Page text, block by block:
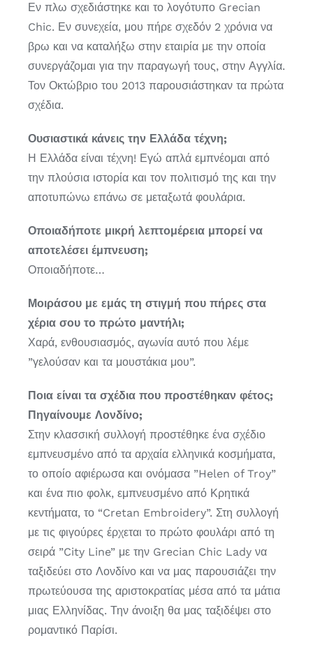
Εν πλω σχεδιάστηκε και το λογότυπο Grecian
Chic. Εν συνεχεία, μου πήρε σχεδόν 2 χρόνια να
βρω και να καταλήξω στην εταιρία με την οποία
συνεργάζομαι για την παραγωγή τους, στην Αγγλία.
Τον Οκτώβριο του 2013 παρουσιάστηκαν τα πρώτα
σχέδια.
Ουσιαστικά κάνεις την Ελλάδα τέχνη;
Η Ελλάδα είναι τέχνη! Εγώ απλά εμπνέομαι από
την πλούσια ιστορία και τον πολιτισμό της και την
αποτυπώνω επάνω σε μεταξωτά φουλάρια.
Οποιαδήποτε μικρή λεπτομέρεια μπορεί να
αποτελέσει έμπνευση;
Οποιαδήποτε…
Μοιράσου με εμάς τη στιγμή που πήρες στα
χέρια σου το πρώτο μαντήλι;
Χαρά, ενθουσιασμός, αγωνία αυτό που λέμε
”γελούσαν και τα μουστάκια μου”.
Ποια είναι τα σχέδια που προστέθηκαν φέτος;
Πηγαίνουμε Λονδίνο;
Στην κλασσική συλλογή προστέθηκε ένα σχέδιο
εμπνευσμένο από τα αρχαία ελληνικά κοσμήματα,
το οποίο αφιέρωσα και ονόμασα ”Helen of Troy”
και ένα πιο φολκ, εμπνευσμένο από Κρητικά
κεντήματα, το “Cretan Embroidery”. Στη συλλογή
με τις φιγούρες έρχεται το πρώτο φουλάρι από τη
σειρά ”City Line” με την Grecian Chic Lady να
ταξιδεύει στο Λονδίνο και να μας παρουσιάζει την
πρωτεύουσα της αριστοκρατίας μέσα από τα μάτια
μιας Ελληνίδας. Την άνοιξη θα μας ταξιδέψει στο
ρομαντικό Παρίσι.